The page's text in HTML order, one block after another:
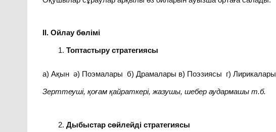
ІІ. Ойлау бөлімі
Топтастыру стратегиясы
а) Ақын ә) Поэмалары б) Драмалары в) Поэзиясы г) Лирикалары
Зерттеуші, қоғам қайраткері, жазушы, шебер аудармашы т.б.
Дыбыстар сөйлейді стратегиясы